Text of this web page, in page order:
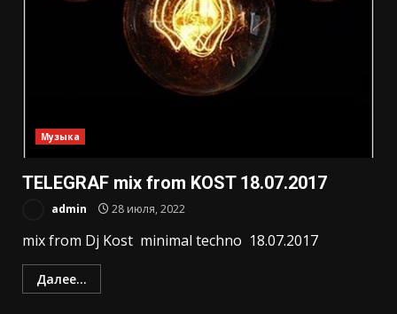
Музыка
TELEGRAF mix from KOST 18.07.2017
admin 28 июля, 2022
mix from Dj Kost minimal techno 18.07.2017
Далее...